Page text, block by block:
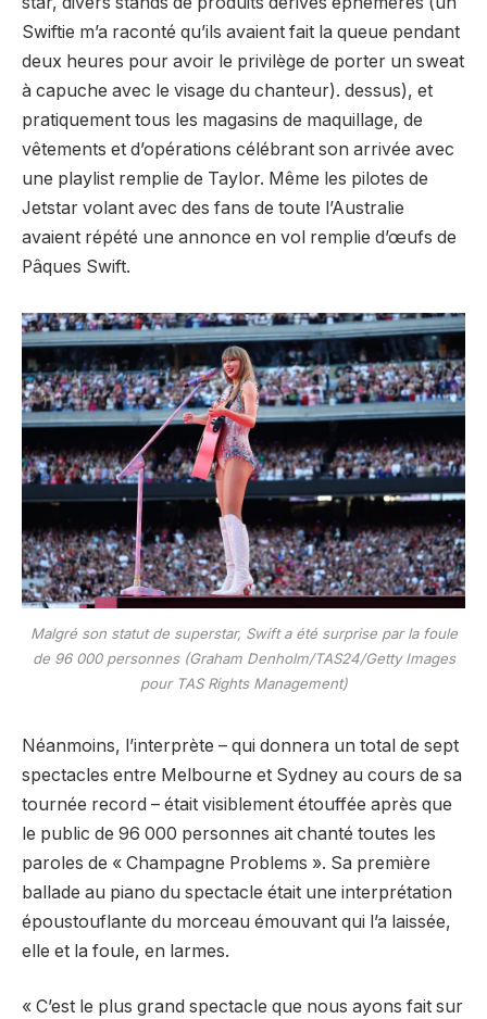
Swiftie m’a raconté qu’ils avaient fait la queue pendant
deux heures pour avoir le privilège de porter un sweat
à capuche avec le visage du chanteur). dessus), et
pratiquement tous les magasins de maquillage, de
vêtements et d’opérations célébrant son arrivée avec
une playlist remplie de Taylor. Même les pilotes de
Jetstar volant avec des fans de toute l’Australie
avaient répété une annonce en vol remplie d’œufs de
Pâques Swift.
Malgré son statut de superstar, Swift a été surprise par la foule
de 96 000 personnes (Graham Denholm/TAS24/Getty Images
pour TAS Rights Management)
Néanmoins, l’interprète – qui donnera un total de sept
spectacles entre Melbourne et Sydney au cours de sa
tournée record – était visiblement étouffée après que
le public de 96 000 personnes ait chanté toutes les
paroles de « Champagne Problems ». Sa première
ballade au piano du spectacle était une interprétation
époustouflante du morceau émouvant qui l’a laissée,
elle et la foule, en larmes.
« C’est le plus grand spectacle que nous ayons fait sur